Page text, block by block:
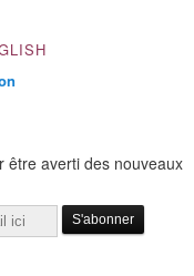
être averti des nouveaux